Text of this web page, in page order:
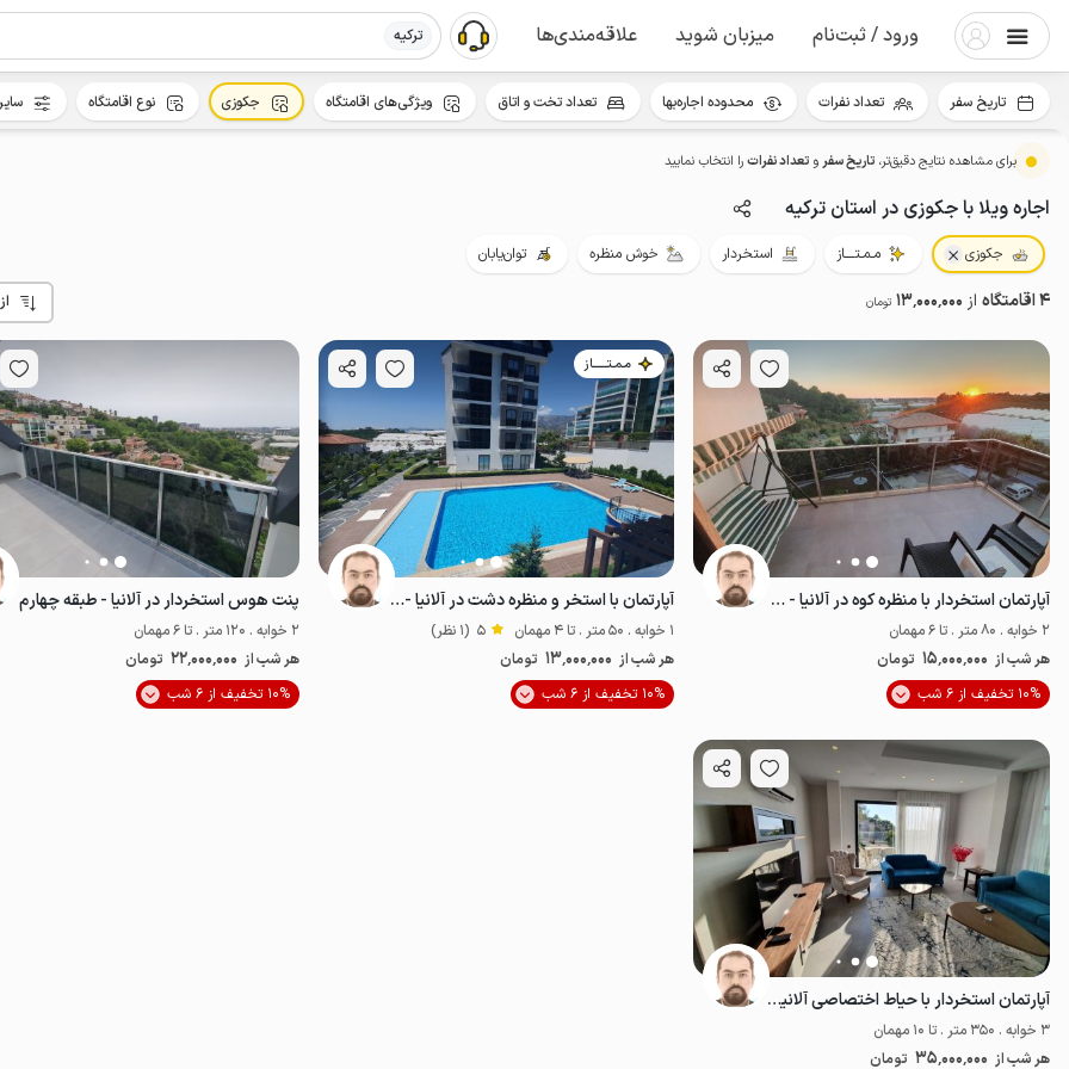
ورود / ثبت‌نام میزبان شوید علاقه‌مندی‌ها ترکیه
برای مشاهده نتایج دقیق‌تر، تاریخ سفرو تعداد نفراترا انتخاب نمایید
اجاره ویلا با جکوزی در استان ترکیه
جکوزی مـمـتــــاز استخردار خوش منظره توان‌یابان
4 اقامتگاه از 13٬000٬000 تومان
آپارتمان استخردار با منظره کوه در آلانیا - ط۲
2 خوابه . 80 متر . تا 6 مهمان
هر شب از 15٬000٬000 تومان
10% تخفیف از 6 شب
مناسب توان‌یاب موقعیت در نقشه
مـمـتــــــاز
آپارتمان با استخر و منظره دشت در آلانیا - ط۳
1 خوابه . 50 متر . تا 4 مهمان 5 (1 نظر)
هر شب از 13٬000٬000 تومان
10% تخفیف از 6 شب
مناسب توان‌یاب
پنت هوس استخردار در آلانیا - طبقه چهارم
2 خوابه . 120 متر . تا 6 مهمان
هر شب از 22٬000٬000 تومان
10% تخفیف از 6 شب
آپارتمان استخردار با حیاط اختصاصی آلانیا -ط ۱
3 خوابه . 350 متر . تا 10 مهمان
هر شب از 35٬000٬000 تومان
تاریخ سفر تعداد نفرات محدوده اجاره‌بها تعداد تخت و اتاق ویژگی‌های اقامتگاه جکوزی نوع اقامتگاه